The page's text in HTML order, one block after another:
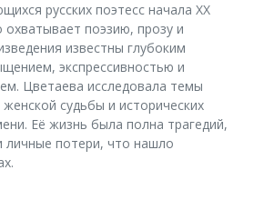
русских поэтесс начала XX
охватывает поэзию, прозу и
известны глубоким
экспрессивностью и
Цветаева исследовала темы
судьбы и исторических
Её жизнь была полна трагедий,
личные потери, что нашло